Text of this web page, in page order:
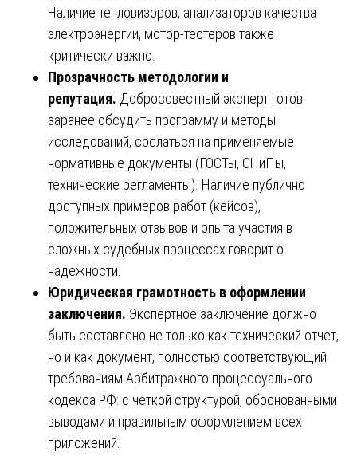
Наличие тепловизоров, анализаторов качества
электроэнергии, мотор-тестеров также
критически важно.
Прозрачность методологии и
репутация. Добросовестный эксперт готов
заранее обсудить программу и методы
исследований, сослаться на применяемые
нормативные документы (ГОСТы, СНиПы,
технические регламенты). Наличие публично
доступных примеров работ (кейсов),
положительных отзывов и опыта участия в
сложных судебных процессах говорит о
надежности.
Юридическая грамотность в оформлении
заключения. Экспертное заключение должно
быть составлено не только как технический отчет,
но и как документ, полностью соответствующий
требованиям Арбитражного процессуального
кодекса РФ: с четкой структурой, обоснованными
выводами и правильным оформлением всех
приложений.